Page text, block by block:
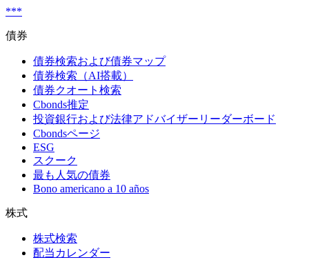
***
債券
債券検索および債券マップ
債券検索（AI搭載）
債券クオート検索
Cbonds推定
投資銀行および法律アドバイザーリーダーボード
Cbondsページ
ESG
スクーク
最も人気の債券
Bono americano a 10 años
株式
株式検索
配当カレンダー